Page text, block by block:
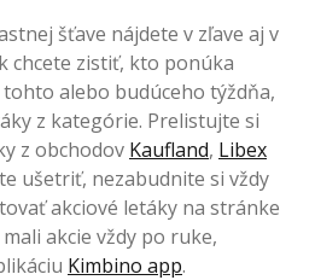
šťave nájdete v zľave aj v
chcete zistiť, kto ponúka
alebo budúceho týždňa,
z kategórie. Prelistujte si
z obchodov Kaufland, Libex
ušetriť, nezabudnite si vždy
akciové letáky na stránke
akcie vždy po ruke,
Kimbino app.